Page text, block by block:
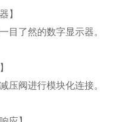
】
目了然的数字显示器。
压阀进行模块化连接。